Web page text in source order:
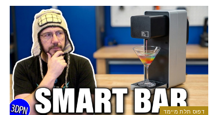
דפוס תלת מיימד